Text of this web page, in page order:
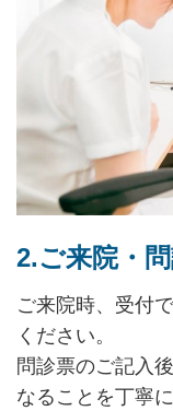
2.ご来院・
ご来院時、受付
ください。
問診票のご記入
なることを丁寧